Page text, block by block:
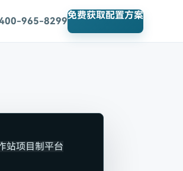
965-8299
免费获取配置方案
站项目制平台